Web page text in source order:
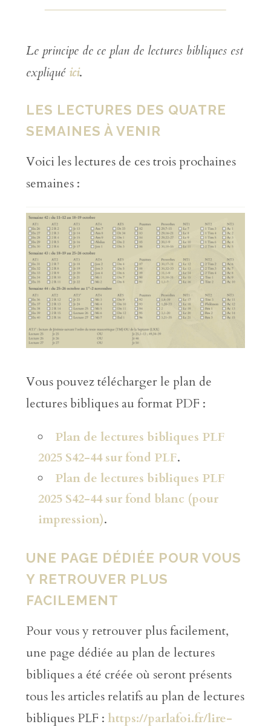
Le principe de ce plan de lectures bibliques est
expliqué ici.
LES LECTURES DES QUATRE
SEMAINES À VENIR
Voici les lectures de ces trois prochaines
semaines :
Vous pouvez télécharger le plan de
lectures bibliques au format PDF :
Plan de lectures bibliques PLF
2025 S42-44 sur fond PLF.
Plan de lectures bibliques PLF
2025 S42-44 sur fond blanc (pour
impression).
UNE PAGE DÉDIÉE POUR VOUS
Y RETROUVER PLUS
FACILEMENT
Pour vous y retrouver plus facilement,
une page dédiée au plan de lectures
bibliques a été créée où seront présents
tous les articles relatifs au plan de lectures
bibliques PLF : https://parlafoi.fr/lire-